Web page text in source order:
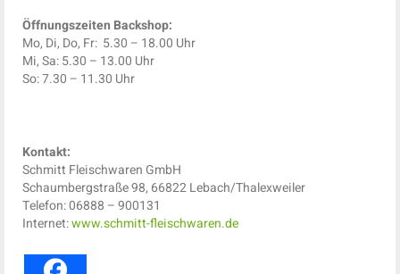
Öffnungszeiten Backshop:
Mo, Di, Do, Fr: 5.30 – 18.00 Uhr
Mi, Sa: 5.30 – 13.00 Uhr
So: 7.30 – 11.30 Uhr
Kontakt:
Schmitt Fleischwaren GmbH
Schaumbergstraße 98, 66822 Lebach/Thalexweiler
Telefon: 06888 – 900131
Internet:www.schmitt-fleischwaren.de